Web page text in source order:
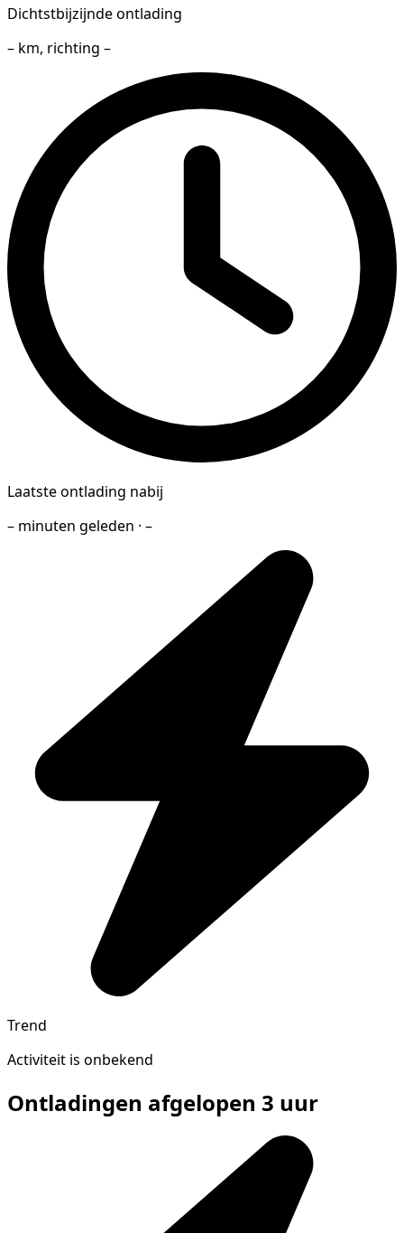
Dichtstbijzijnde ontlading
– km, richting –
Laatste ontlading nabij
– minuten geleden · –
Trend
Activiteit is onbekend
Ontladingen afgelopen 3 uur